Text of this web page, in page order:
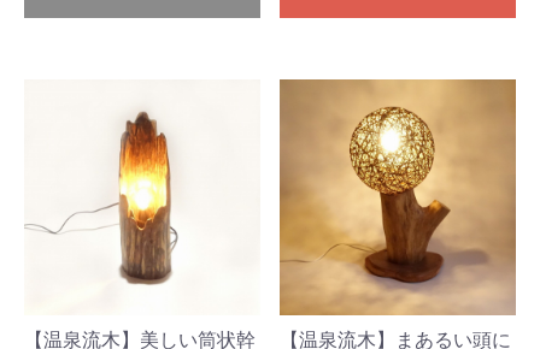
【温泉流木】美しい筒状幹
【温泉流木】まあるい頭に